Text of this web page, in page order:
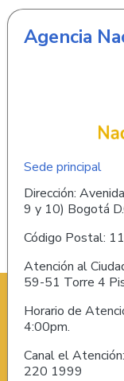
Agencia
Sede principal
Dirección:
9 y 10) Bogotá
Código Postal:
Atención al
59-51 Torre 4
Horario de
4:00pm.
Canal el
220 1999